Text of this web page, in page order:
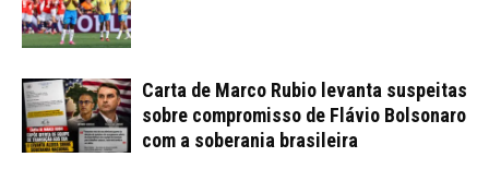
Carta de Marco Rubio levanta suspeitas
sobre compromisso de Flávio Bolsonaro
com a soberania brasileira